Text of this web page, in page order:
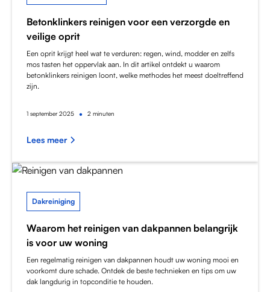
Betonklinkers reinigen voor een verzorgde en
veilige oprit
Een oprit krijgt heel wat te verduren: regen, wind, modder en zelfs
mos tasten het oppervlak aan. In dit artikel ontdekt u waarom
betonklinkers reinigen loont, welke methodes het meest doeltreffend
zijn.
1 september 2025 • 2 minuten
Lees meer
Dakreiniging
Waarom het reinigen van dakpannen belangrijk
is voor uw woning
Een regelmatig reinigen van dakpannen houdt uw woning mooi en
voorkomt dure schade. Ontdek de beste technieken en tips om uw
dak langdurig in topconditie te houden.